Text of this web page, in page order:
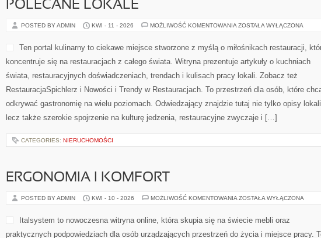
zamiłowanie do aromatycznych napojów zamienia się w
użyteczne wskazówki, ciekawostki i codzienną dawkę
wiedzy. To serwis tematyczny, który został stworzony
dla miłośników kawy, smakoszy herbacianych
kompozycji, a także dla tych, którzy po prostu chcą poszerzyć swoją wiedzę codzienne
rytuały związane z parzeniem ulubionych napojów. Polecam Przepisy Kawowe i Akcesoria
Kawowe. Na stronie można znaleźć rozbudowane […]
CATEGORIES:NIERUCHOMOŚCI
POLECANE LOKALE
MOŻLIWOŚĆ KOMENTOWANIA
LOKALE
Ten portal kulinarny to ciekawe miejsce stworzone z
myślą o miłośnikach restauracji, które koncentruje się